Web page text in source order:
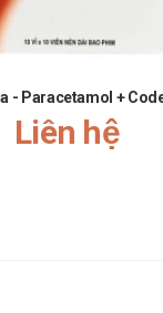
- Paracetamol +
Liên hệ